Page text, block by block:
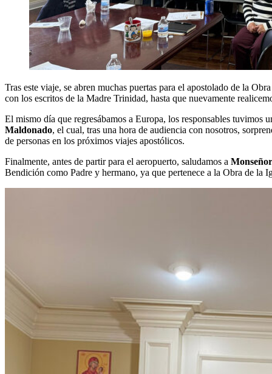
Tras este viaje, se abren muchas puertas para el apostolado de la
con los escritos de la Madre Trinidad, hasta que nuevamente
El mismo día que regresábamos a Europa, los responsables
Maldonado, el cual, tras una hora de audiencia con nosotros,
de personas en los próximos viajes apostólicos.
Finalmente, antes de partir para el aeropuerto, saludamos a
Bendición como Padre y hermano, ya que pertenece a la Obra de la